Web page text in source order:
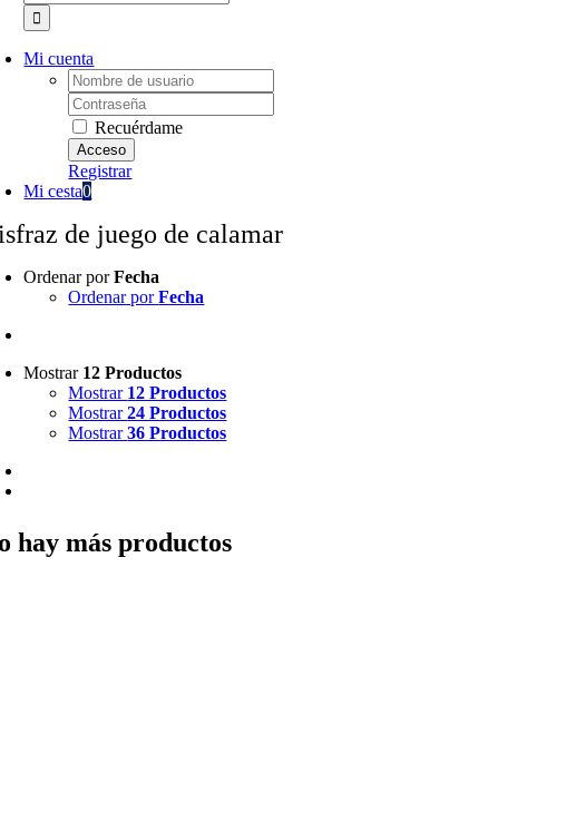
Mi cuenta
Username:
Password:
Recuérdame
Registrar
Mi cesta0
de juego de calamar
Ordenar porFecha
Ordenar porFecha
Mostrar 12 Productos
Mostrar 12 Productos
Mostrar24 Productos
Mostrar36 Productos
hay más productos